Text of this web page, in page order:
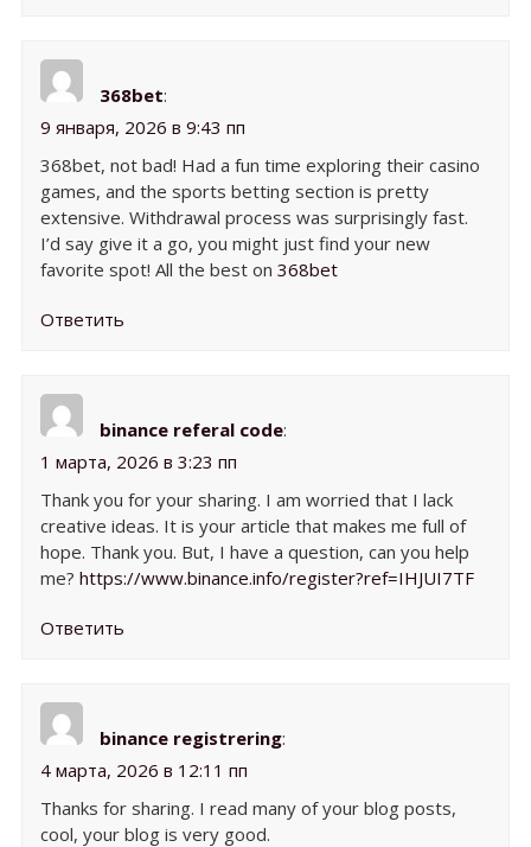
368bet:
9 января, 2026 в 9:43 пп
368bet, not bad! Had a fun time exploring their casino
games, and the sports betting section is pretty
extensive. Withdrawal process was surprisingly fast.
I’d say give it a go, you might just find your new
favorite spot! All the best on 368bet
Ответить
binance referal code:
1 марта, 2026 в 3:23 пп
Thank you for your sharing. I am worried that I lack
creative ideas. It is your article that makes me full of
hope. Thank you. But, I have a question, can you help
me? https://www.binance.info/register?ref=IHJUI7TF
Ответить
binance registrering:
4 марта, 2026 в 12:11 пп
Thanks for sharing. I read many of your blog posts,
cool, your blog is very good.